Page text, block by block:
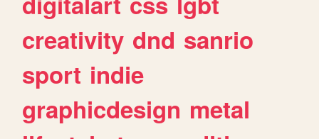
creativity dnd sanrio
sport indie
graphicdesign metal